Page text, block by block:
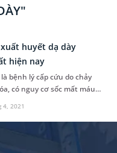
4, 2021
huyết dạ dày
hiện nay
bệnh lý cấp cứu do chảy
có nguy cơ sốc mất máu
vong. Bệnh nhân có thể bị
gây tử vong khi điều trị
nhân xuất huyết dạ dày